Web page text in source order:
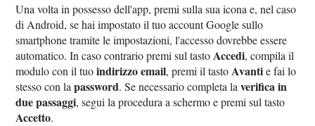
Una volta in possesso dell'app, premi sulla sua icona e, nel caso
di Android, se hai impostato il tuo account Google sullo
smartphone tramite le impostazioni, l'accesso dovrebbe essere
automatico. In caso contrario premi sul tasto Accedi, compila il
modulo con il tuoindirizzo email, premi il tasto Avantie fai lo
stesso con lapassword. Se necessario completa laverifica in
due passaggi, segui la procedura a schermo e premi sul tasto
Accetto.